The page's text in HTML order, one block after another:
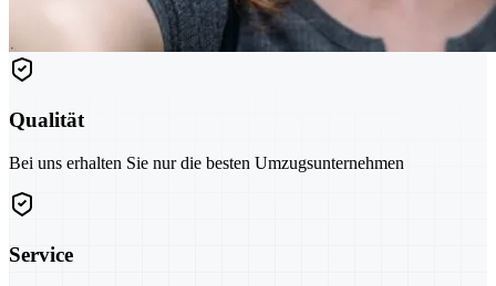
Qualität
Bei uns erhalten Sie nur die besten Umzugsunternehmen
Service